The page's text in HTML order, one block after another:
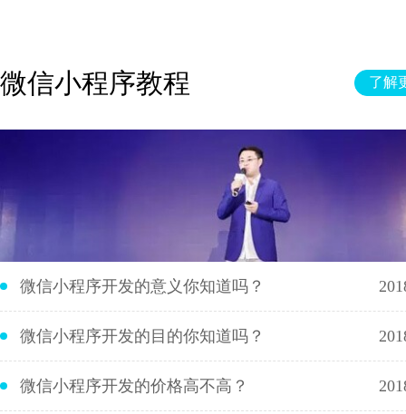
了解
微信小程序教程
微信小程序开发的意义你知道吗？
微信小程序开发的目的你知道吗？
微信小程序开发的价格高不高？